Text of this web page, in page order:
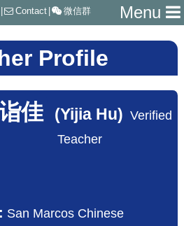
Menu
Contact 微信群
Profile
佳 (Yijia Hu) Verified
Teacher
San Marcos Chinese